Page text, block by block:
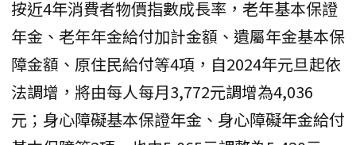
按近4年消費者物價指數成長率，老年基本保證
年金、老年年金給付加計金額、遺屬年金基本保
障金額、原住民給付等4項，自2024年元旦起依
法調增，將由每人每月3,772元調增為4,036
元；身心障礙基本保證年金、身心障礙年金給付